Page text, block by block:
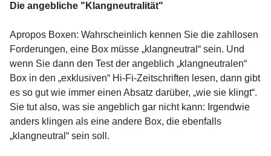
Die angebliche "Klangneutralität"
Apropos Boxen: Wahrscheinlich kennen Sie die zahllosen
Forderungen, eine Box müsse „klangneutral“ sein. Und
wenn Sie dann den Test der angeblich „klangneutralen“
Box in den „exklusiven“ Hi-Fi-Zeitschriften lesen, dann gibt
es so gut wie immer einen Absatz darüber, „wie sie klingt“.
Sie tut also, was sie angeblich gar nicht kann: Irgendwie
anders klingen als eine andere Box, die ebenfalls
„klangneutral“ sein soll.